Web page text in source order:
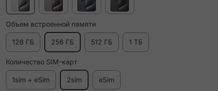
Объем встроенной памяти
128 ГБ 256 ГБ 512 ГБ 1 ТБ
Количество SIM-карт
1sim + eSim 2sim eSim